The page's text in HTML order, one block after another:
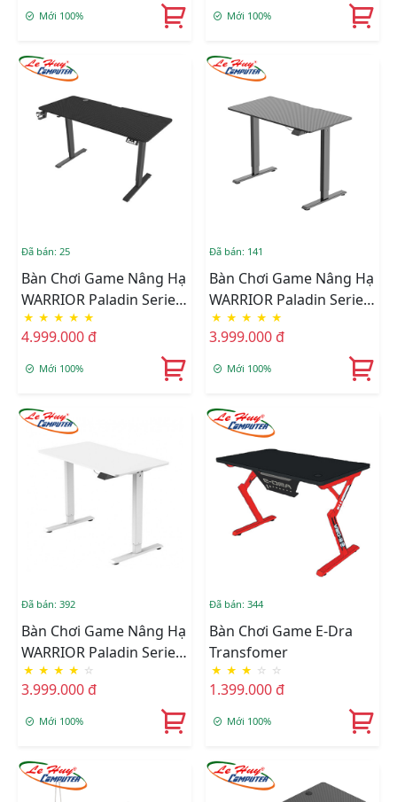
Mới 100% Mới 100%
Đã bán: 25
Bàn Chơi Game Nâng Hạ
WARRIOR Paladin Series
WGT606 Pro Black
★ ★ ★ ★ ★
4.999.000 đ
Mới 100%
Đã bán: 141
Bàn Chơi Game Nâng Hạ
WARRIOR Paladin Series
WGT604 (Đen)
★ ★ ★ ★ ★
3.999.000 đ
Mới 100%
Đã bán: 392
Bàn Chơi Game Nâng Hạ
WARRIOR Paladin Series
WGT604 (Trắng)
★ ★ ★ ★ ☆
3.999.000 đ
Mới 100%
Đã bán: 344
Bàn Chơi Game E-Dra
Transfomer
★ ★ ★ ☆ ☆
1.399.000 đ
Mới 100%